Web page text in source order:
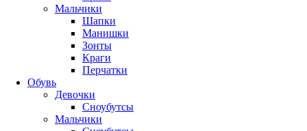
Мальчики
Шапки
Манишки
Зонты
Краги
Перчатки
Обувь
Девочки
Сноубутсы
Мальчики